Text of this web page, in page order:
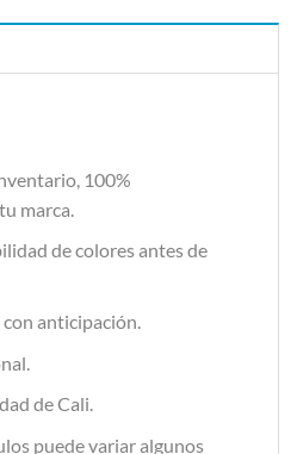
100%
marca.
de colores antes de
anticipación.
de Cali.
puede variar algunos